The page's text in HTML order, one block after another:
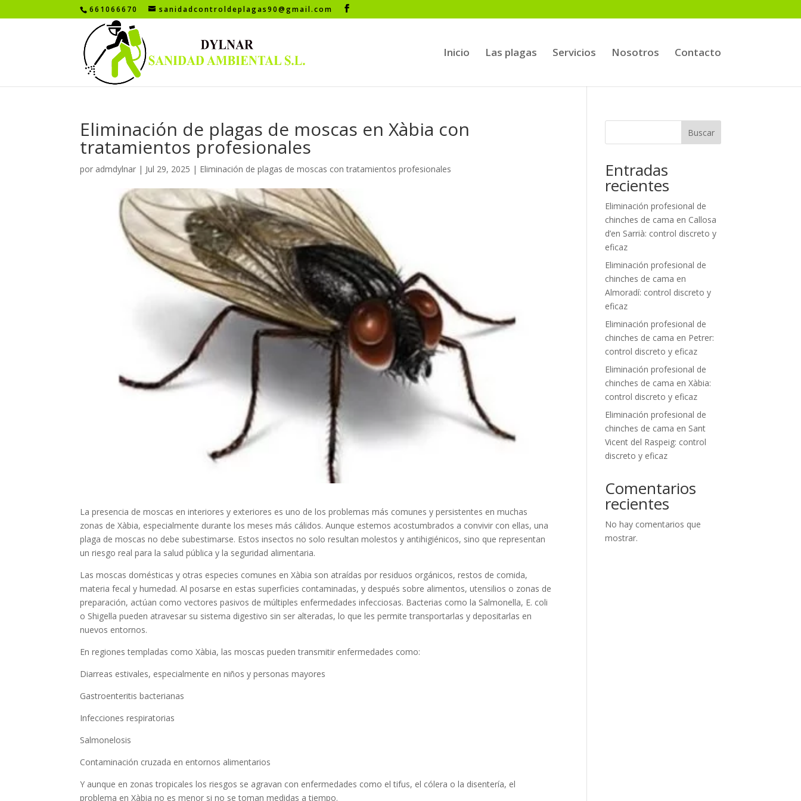
661066670 sanidadcontroldeplagas90@gmail.com
Inicio Las plagas Servicios Nosotros Contacto
Eliminación de plagas de moscas en Xàbia con
tratamientos profesionales
por admdylnar | Jul 29, 2025 | Eliminación de plagas de moscas con tratamientos profesionales
La presencia de moscas en interiores y exteriores es uno de los problemas más comunes y persistentes en muchas
zonas de Xàbia, especialmente durante los meses más cálidos. Aunque estemos acostumbrados a convivir con ellas, una
plaga de moscas no debe subestimarse. Estos insectos no solo resultan molestos y antihigiénicos, sino que representan
un riesgo real para la salud pública y la seguridad alimentaria.
Las moscas domésticas y otras especies comunes en Xàbia son atraídas por residuos orgánicos, restos de comida,
materia fecal y humedad. Al posarse en estas superficies contaminadas, y después sobre alimentos, utensilios o zonas de
preparación, actúan como vectores pasivos de múltiples enfermedades infecciosas. Bacterias como la Salmonella, E. coli
o Shigella pueden atravesar su sistema digestivo sin ser alteradas, lo que les permite transportarlas y depositarlas en
nuevos entornos.
En regiones templadas como Xàbia, las moscas pueden transmitir enfermedades como:
Diarreas estivales, especialmente en niños y personas mayores
Gastroenteritis bacterianas
Infecciones respiratorias
Salmonelosis
Contaminación cruzada en entornos alimentarios
Y aunque en zonas tropicales los riesgos se agravan con enfermedades como el tifus, el cólera o la disentería, el
problema en Xàbia no es menor si no se toman medidas a tiempo.
Buscar
Entradas
recientes
Eliminación profesional de
chinches de cama en Callosa
d’en Sarrià: control discreto y
eficaz
Eliminación profesional de
chinches de cama en
Almoradí: control discreto y
eficaz
Eliminación profesional de
chinches de cama en Petrer:
control discreto y eficaz
Eliminación profesional de
chinches de cama en Xàbia:
control discreto y eficaz
Eliminación profesional de
chinches de cama en Sant
Vicent del Raspeig: control
discreto y eficaz
Comentarios
recientes
No hay comentarios que
mostrar.